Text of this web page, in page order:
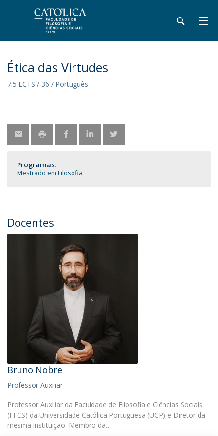
Ética das Virtudes
7.5 ECTS / 36 / Português
Programas:
Mestrado em Filosofia
Docentes
Bruno Nobre
Professor Auxiliar
Professor Auxiliar da Faculdade de Filosofia e Ciências Sociais
(FFCS) da Universidade Católica Portuguesa (UCP) e Diretor da
mesma instituição. Membro da…